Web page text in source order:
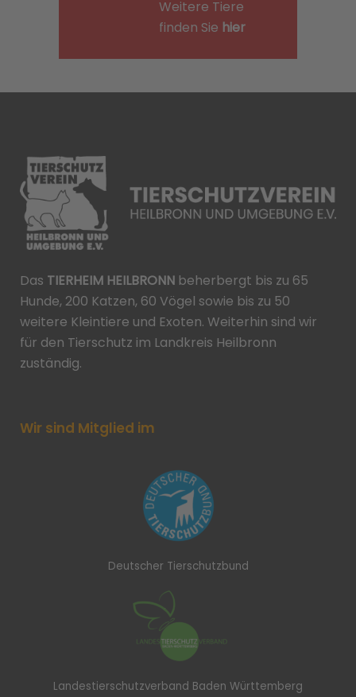
Weitere Tiere
finden Sie hier
Das TIERHEIM HEILBRONN beherbergt bis zu 65
Hunde, 200 Katzen, 60 Vögel sowie bis zu 50
weitere Kleintiere und Exoten. Weiterhin sind wir
für den Tierschutz im Landkreis Heilbronn
zuständig.
Wir sind Mitglied im
Deutscher Tierschutzbund
Landestierschutzverband Baden Württemberg